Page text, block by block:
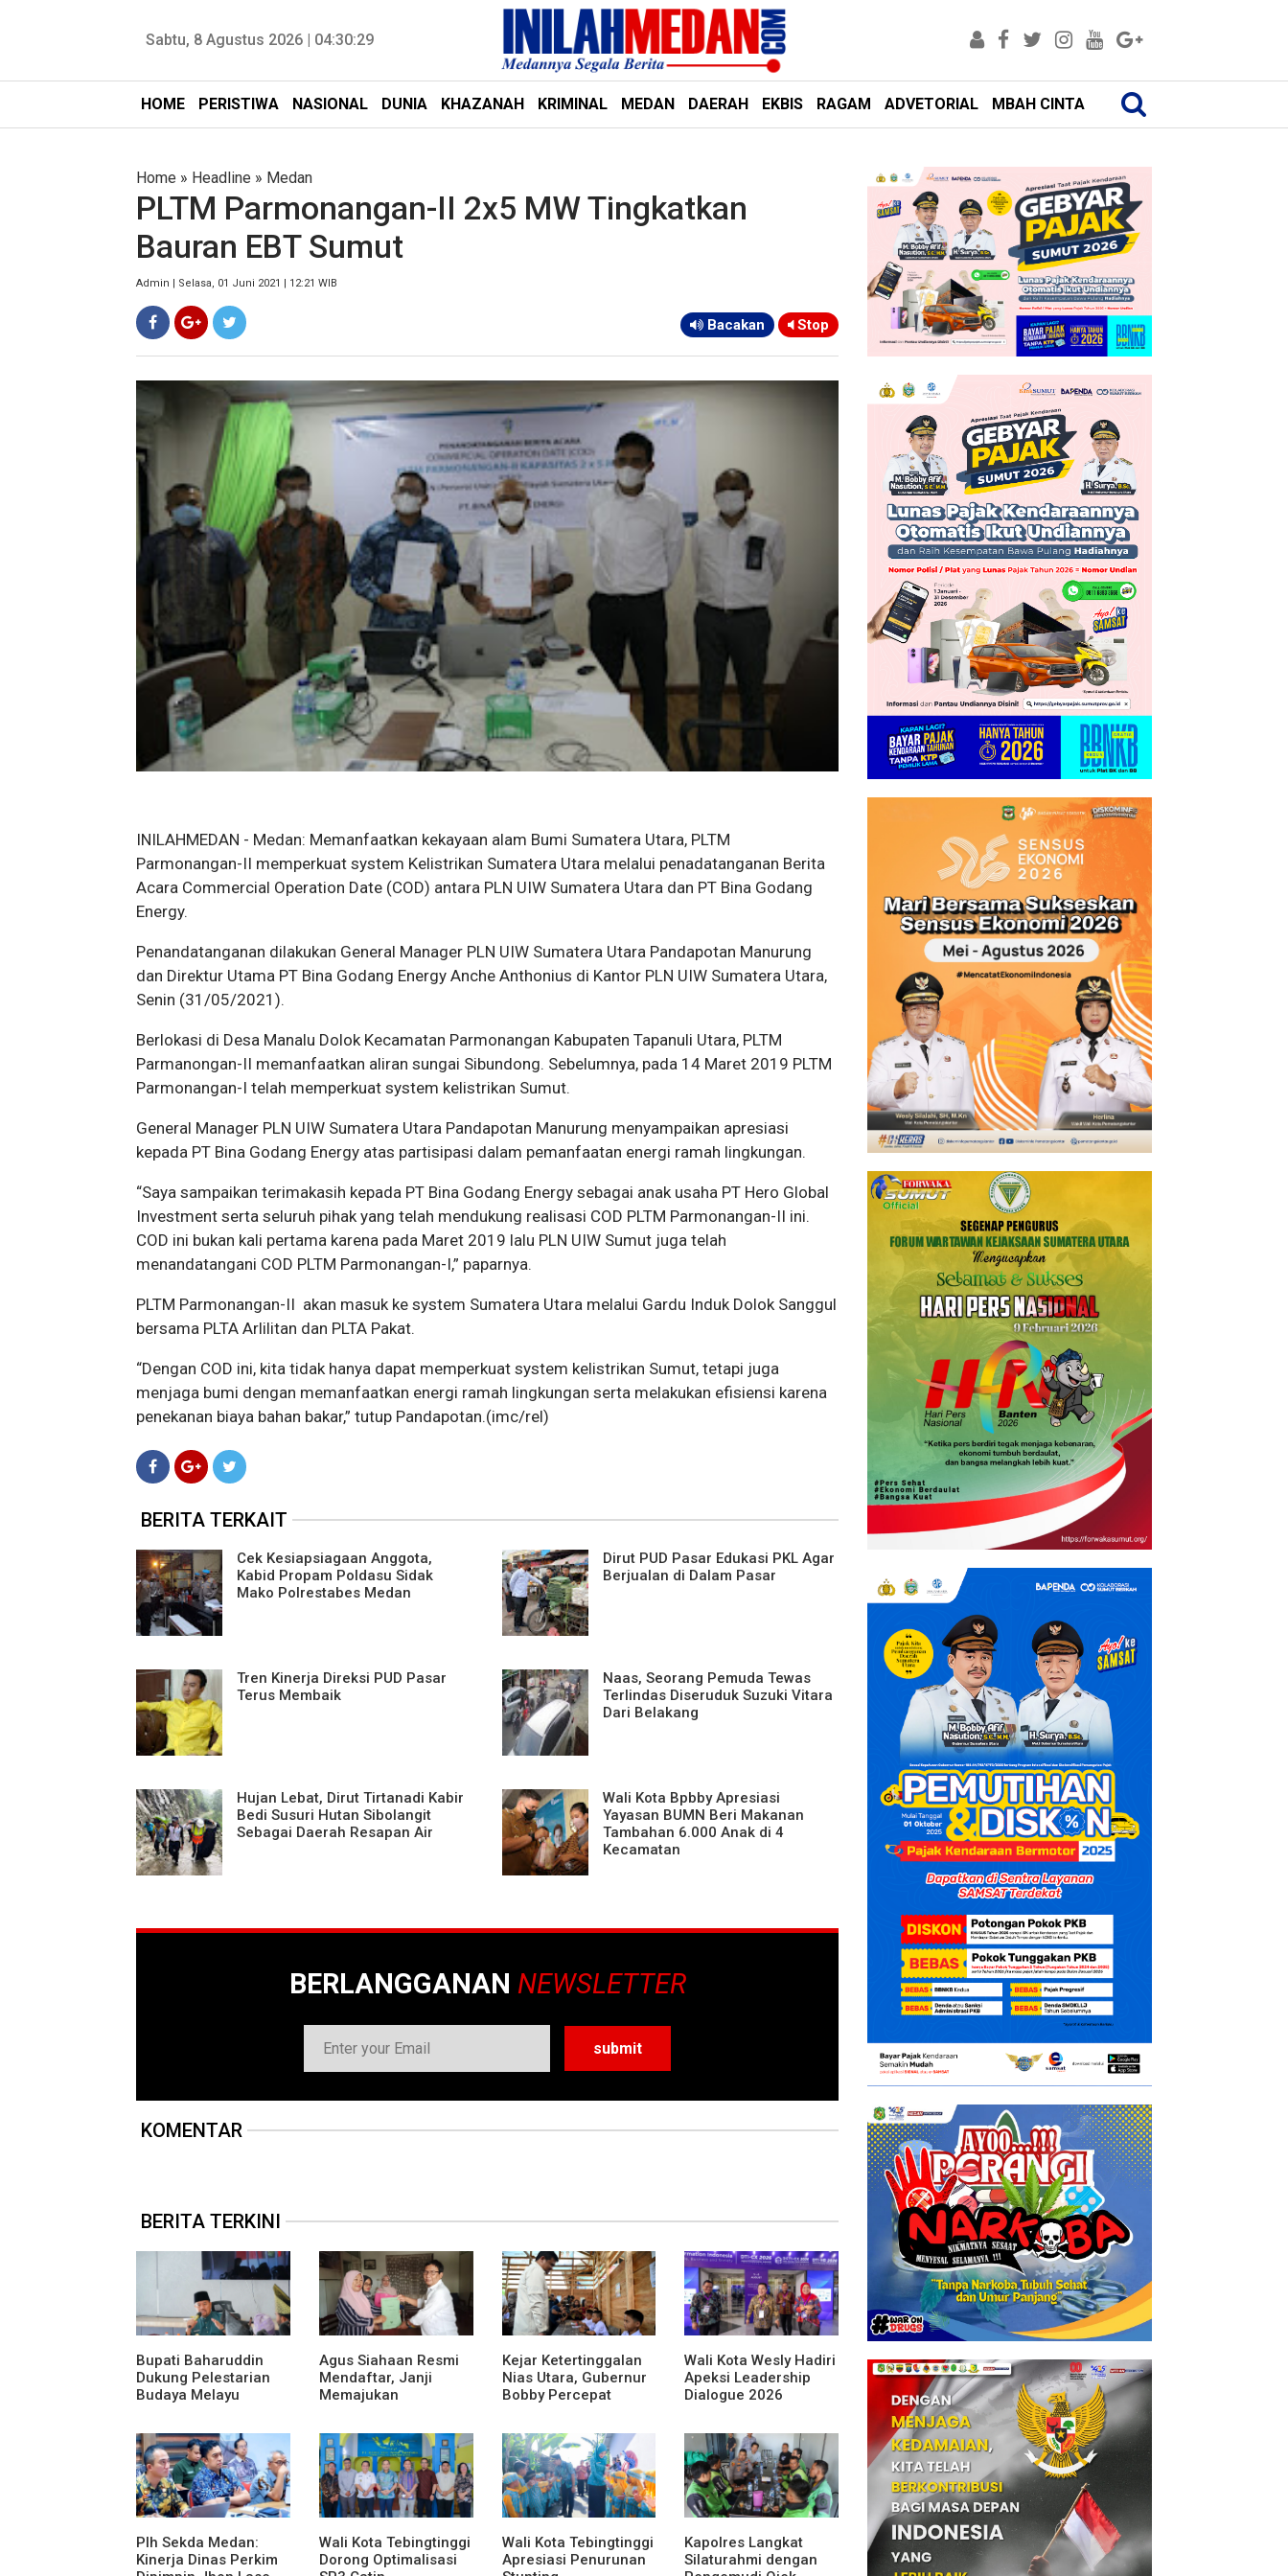
Sabtu, 8 Agustus 2026 | 04:30:30
HOME PERISTIWA NASIONAL DUNIA KHAZANAH KRIMINAL MEDAN DAERAH EKBIS RAGAM ADVETORIAL MBAH CINTA
Home » Headline » Medan
PLTM Parmonangan-II 2x5 MW Tingkatkan
Bauran EBT Sumut
Admin | Selasa, 01 Juni 2021 | 12:21 WIB
Bacakan Stop
INILAHMEDAN - Medan: Memanfaatkan kekayaan alam Bumi Sumatera Utara, PLTM
Parmonangan-II memperkuat system Kelistrikan Sumatera Utara melalui penadatanganan Berita
Acara Commercial Operation Date (COD) antara PLN UIW Sumatera Utara dan PT Bina Godang
Energy.
Penandatanganan dilakukan General Manager PLN UIW Sumatera Utara Pandapotan Manurung
dan Direktur Utama PT Bina Godang Energy Anche Anthonius di Kantor PLN UIW Sumatera Utara,
Senin (31/05/2021).
Berlokasi di Desa Manalu Dolok Kecamatan Parmonangan Kabupaten Tapanuli Utara, PLTM
Parmanongan-II memanfaatkan aliran sungai Sibundong. Sebelumnya, pada 14 Maret 2019 PLTM
Parmonangan-I telah memperkuat system kelistrikan Sumut.
General Manager PLN UIW Sumatera Utara Pandapotan Manurung menyampaikan apresiasi
kepada PT Bina Godang Energy atas partisipasi dalam pemanfaatan energi ramah lingkungan.
“Saya sampaikan terimakasih kepada PT Bina Godang Energy sebagai anak usaha PT Hero Global
Investment serta seluruh pihak yang telah mendukung realisasi COD PLTM Parmonangan-II ini.
COD ini bukan kali pertama karena pada Maret 2019 lalu PLN UIW Sumut juga telah
menandatangani COD PLTM Parmonangan-I,” paparnya.
PLTM Parmonangan-II akan masuk ke system Sumatera Utara melalui Gardu Induk Dolok Sanggul
bersama PLTA Arlilitan dan PLTA Pakat.
“Dengan COD ini, kita tidak hanya dapat memperkuat system kelistrikan Sumut, tetapi juga
menjaga bumi dengan memanfaatkan energi ramah lingkungan serta melakukan efisiensi karena
penekanan biaya bahan bakar,” tutup Pandapotan.(imc/rel)
BERITA TERKAIT
Cek Kesiapsiagaan Anggota,
Kabid Propam Poldasu Sidak
Mako Polrestabes Medan
Dirut PUD Pasar Edukasi PKL Agar
Berjualan di Dalam Pasar
Tren Kinerja Direksi PUD Pasar
Terus Membaik
Naas, Seorang Pemuda Tewas
Terlindas Diseruduk Suzuki Vitara
Dari Belakang
Hujan Lebat, Dirut Tirtanadi Kabir
Bedi Susuri Hutan Sibolangit
Sebagai Daerah Resapan Air
Wali Kota Bpbby Apresiasi
Yayasan BUMN Beri Makanan
Tambahan 6.000 Anak di 4
Kecamatan
BERLANGGANAN NEWSLETTER
KOMENTAR
BERITA TERKINI
Bupati Baharuddin
Dukung Pelestarian
Budaya Melayu
Bertanjak Jilid 7
Agus Siahaan Resmi
Mendaftar, Janji
Memajukan
Karya Tulis Se-Sumut
Kejar Ketertinggalan
Nias Utara, Gubernur
Bobby Percepat
Gedung SMPN 4 Sitoli
Ori
Wali Kota Wesly Hadiri
Apeksi Leadership
Dialogue 2026
Transformasi Digital
Plh Sekda Medan:
Kinerja Dinas Perkim
Wali Kota Tebingtinggi
Dorong Optimalisasi
Wali Kota Tebingtinggi
Apresiasi Penurunan
Kapolres Langkat
Silaturahmi dengan